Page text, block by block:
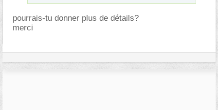
pourrais-tu donner plus de détails?
merci